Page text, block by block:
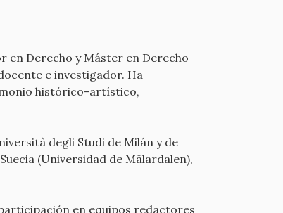
Derecho y Máster en Derecho
e investigador. Ha
histórico-artístico,
degli Studi de Milán y de
(Universidad de Mälardalen),
en equipos redactores